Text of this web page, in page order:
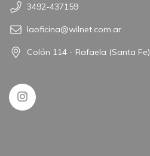
3492-437159
laoficina@wilnet.com.ar
Colón 114 - Rafaela (Santa Fe)